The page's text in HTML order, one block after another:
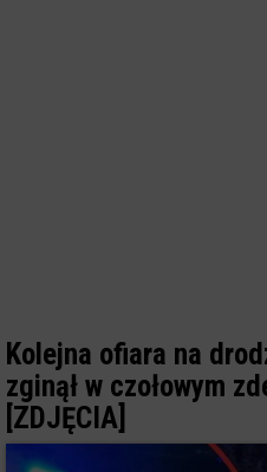
Kolejna ofiara na
zginął w czołowym
[ZDJĘCIA]